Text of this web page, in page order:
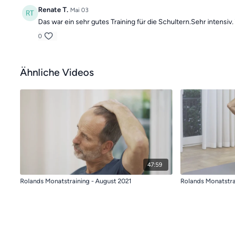
Renate T. Mai 03
Das war ein sehr gutes Training für die Schultern.Sehr
0
Ähnliche Videos
47:59
Rolands Monatstraining - August 2021 Rolands